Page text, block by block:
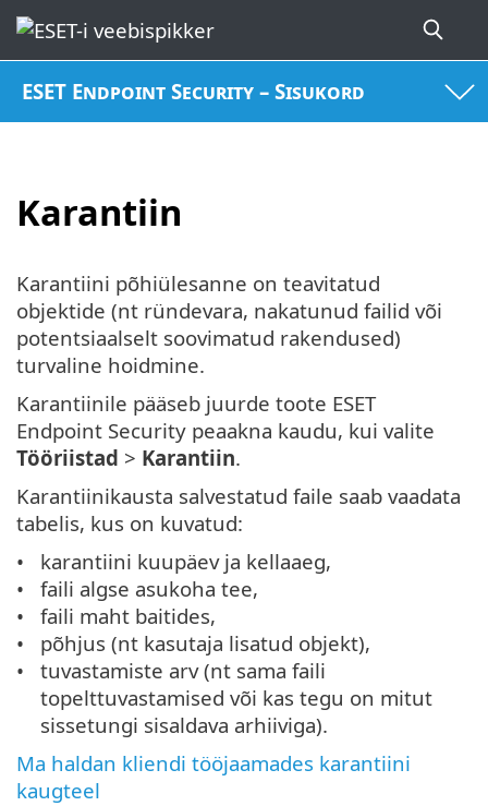
ESET Endpoint Security – Sisukord
Karantiin
Karantiini põhiülesanne on teavitatud
objektide (nt ründevara, nakatunud failid või
potentsiaalselt soovimatud rakendused)
turvaline hoidmine.
Karantiinile pääseb juurde toote ESET
Endpoint Security peaakna kaudu, kui valite
Tööriistad > Karantiin.
Karantiinikausta salvestatud faile saab vaadata
tabelis, kus on kuvatud:
karantiini kuupäev ja kellaaeg,
faili algse asukoha tee,
faili maht baitides,
põhjus (nt kasutaja lisatud objekt),
tuvastamiste arv (nt sama faili
topelttuvastamised või kas tegu on mitut
sissetungi sisaldava arhiiviga).
Ma haldan kliendi tööjaamades karantiini
kaugteel